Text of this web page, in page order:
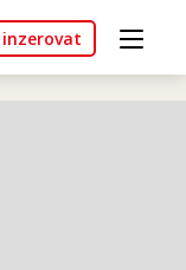
inzerovat